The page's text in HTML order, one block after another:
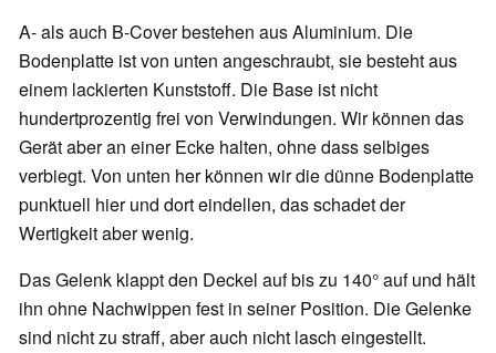
A- als auch B-Cover bestehen aus Aluminium. Die
Bodenplatte ist von unten angeschraubt, sie besteht aus
einem lackierten Kunststoff. Die Base ist nicht
hundertprozentig frei von Verwindungen. Wir können das
Gerät aber an einer Ecke halten, ohne dass selbiges
verbiegt. Von unten her können wir die dünne Bodenplatte
punktuell hier und dort eindellen, das schadet der
Wertigkeit aber wenig.
Das Gelenk klappt den Deckel auf bis zu 140° auf und hält
ihn ohne Nachwippen fest in seiner Position. Die Gelenke
sind nicht zu straff, aber auch nicht lasch eingestellt.